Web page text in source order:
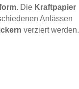
. Die Kraftpapier
Anlässen
verziert werden.